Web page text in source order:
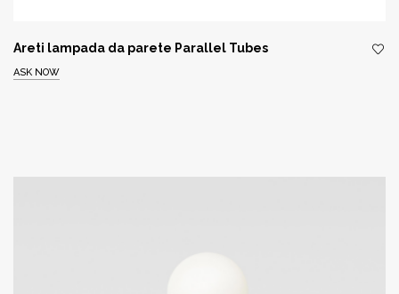
Areti lampada da parete Parallel Tubes
ASK NOW